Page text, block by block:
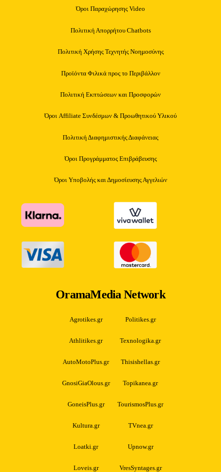
Όροι Παραχώρησης Video
Πολιτική Απορρήτου Chatbots
Πολιτική Χρήσης Τεχνητής Νοημοσύνης
Προϊόντα Φιλικά προς το Περιβάλλον
Πολιτική Εκπτώσεων και Προσφορών
Όροι Affiliate Συνδέσμων & Προωθητικού Υλικού
Πολιτική Διαφημιστικής Διαφάνειας
Όροι Προγράμματος Επιβράβευσης
Όροι Υποβολής και Δημοσίευσης Αγγελιών
OramaMedia Network
Agrotikes.gr Politikes.gr
Athlitikes.gr Texnologika.gr
AutoMotoPlus.gr Thisishellas.gr
GnosiGiaOlous.gr Topikanea.gr
GoneisPlus.gr TourismosPlus.gr
Kultura.gr TVnea.gr
Loatki.gr Upnow.gr
Loveis.gr VresSyntages.gr